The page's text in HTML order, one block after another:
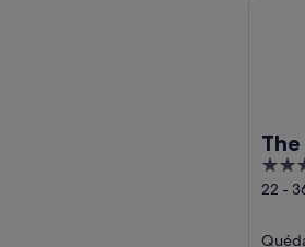
5
out
5
22 -